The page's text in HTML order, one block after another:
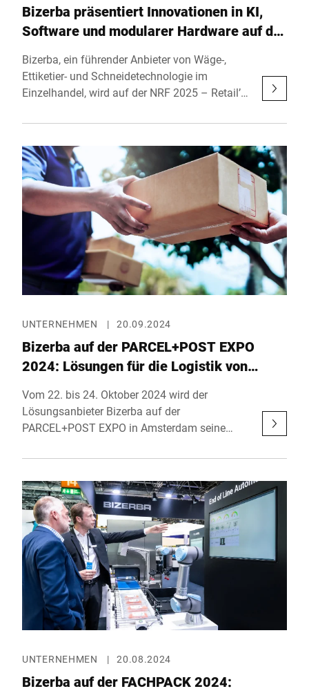
Bizerba präsentiert Innovationen in KI,
Software und modularer Hardware auf der
Bizerba, ein führender Anbieter von Wäge-,
Ettiketier- und Schneidetechnologie im
Einzelhandel, wird auf der NRF 2025 – Retail’s
Januar 2025 präsentiert das Unternehmen in
Centers in New York seine neuesten
Technologien. Im Fokus stehen fortschrittliche
KI-Lösungen, innovative Software und flexible
Hardware, die Einzelhändler dabei
unterstützen, effizienter zu arbeiten und die
Customer Journey neu zu gestalten.
UNTERNEHMEN | 20.09.2024
Bizerba auf der PARCEL+POST EXPO
2024: Lösungen für die Logistik von
Vom 22. bis 24. Oktober 2024 wird der
Lösungsanbieter Bizerba auf der
PARCEL+POST EXPO in Amsterdam seine
Logistiktechnologie vorstellen. Am Stand in
innovative Lösung, die speziell auf die
aktuellen Herausforderungen und gesetzlichen
Anforderungen in der Logistikbranche
zugeschnitten ist.
UNTERNEHMEN | 20.08.2024
Bizerba auf der FACHPACK 2024: